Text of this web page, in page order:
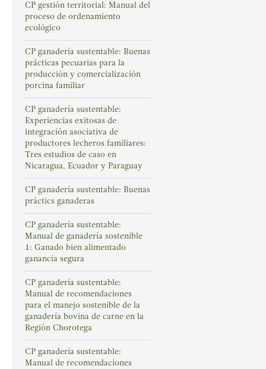
CP gestión territorial: Manual del
proceso de ordenamiento
ecológico
CP ganadería sustentable: Buenas
prácticas pecuarias para la
producción y comercialización
porcina familiar
CP ganadería sustentable:
Experiencias exitosas de
integración asociativa de
productores lecheros familiares:
Tres estudios de caso en
Nicaragua, Ecuador y Paraguay
CP ganadería sustentable: Buenas
práctics ganaderas
CP ganadería sustentable:
Manual de ganadería sostenible
1: Ganado bien alimentado
ganancia segura
CP ganadería sustentable:
Manual de recomendaciones
para el manejo sostenible de la
ganadería bovina de carne en la
Región Chorotega
CP ganadería sustentable:
Manual de recomendaciones